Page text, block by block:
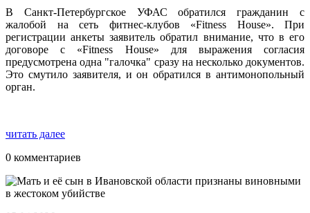
В Санкт-Петербургское УФАС обратился гражданин с
жалобой на сеть фитнес-клубов «Fitness House». При
регистрации анкеты заявитель обратил внимание, что в его
договоре с «Fitness House» для выражения согласия
предусмотрена одна "галочка" сразу на несколько документов.
Это смутило заявителя, и он обратился в антимонопольный
орган.
читать далее
0 комментариев